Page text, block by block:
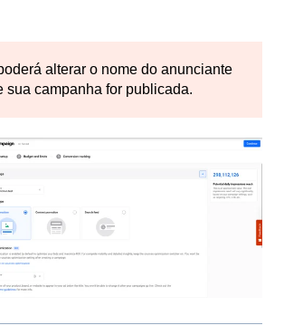
alterar o nome do anunciante
sua campanha for publicada.